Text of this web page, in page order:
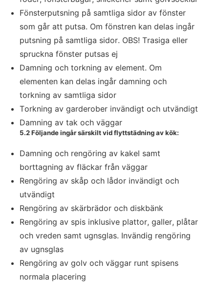
Fönsterputsning på samtliga sidor av fönster
som går att putsa. Om fönstren kan delas ingår
putsning på samtliga sidor. OBS! Trasiga eller
spruckna fönster putsas ej
Damning och torkning av element. Om
elementen kan delas ingår damning och
torkning av samtliga sidor
Torkning av garderober invändigt och utvändigt
Damning av tak och väggar
5.2 Följande ingår särskilt vid flyttstädning av kök:
Damning och rengöring av kakel samt
borttagning av fläckar från väggar
Rengöring av skåp och lådor invändigt och
utvändigt
Rengöring av skärbrädor och diskbänk
Rengöring av spis inklusive plattor, galler, plåtar
och vreden samt ugnsglas. Invändig rengöring
av ugnsglas
Rengöring av golv och väggar runt spisens
normala placering